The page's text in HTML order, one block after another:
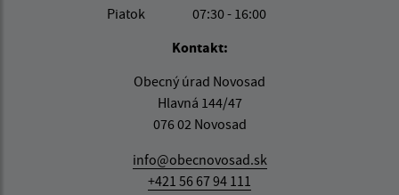
Piatok
07:30 - 16:00
Kontakt:
Obecný úrad Novosad
Hlavná 144/47
076 02 Novosad
info@obecnovosad.sk
+421 56 67 94 111